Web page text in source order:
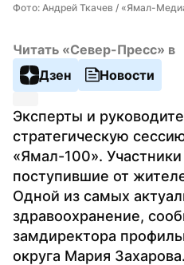
Фото: Андрей Ткачев / «Ямал-
Читать «Север-Пресс» в
Дзен
Новости
Эксперты и
стратегическую
«Ямал-100».
поступившие от
Одной из самых
здравоохранение,
замдиректора
округа Мария Захарова.